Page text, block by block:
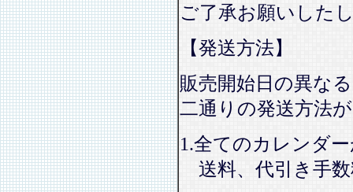
ご了承お願いした
【発送方法】
販売開始日の異な
二通りの発送方法
1.全てのカレンダ
送料、代引き手